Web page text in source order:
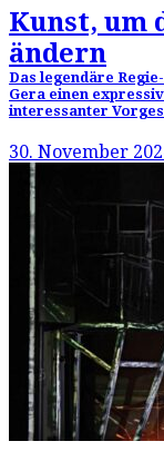
Kunst, um
ändern
Das legendäre
Gera einen
interessanter
30. November